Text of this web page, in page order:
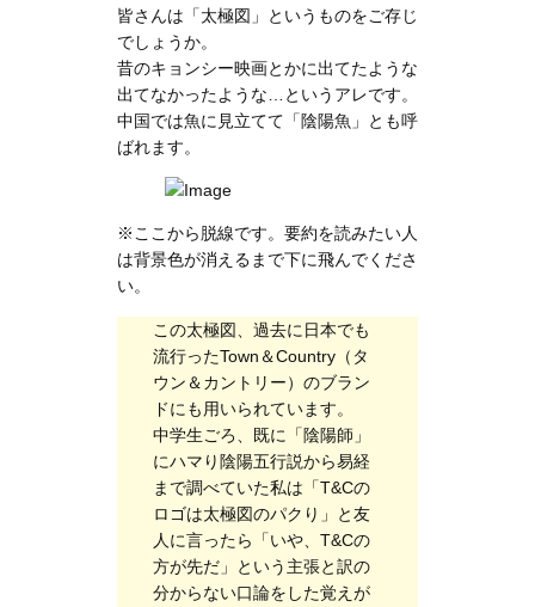
皆さんは「太極図」というものをご存じ
でしょうか。
昔のキョンシー映画とかに出てたような
出てなかったような…というアレです。
中国では魚に見立てて「陰陽魚」とも呼
ばれます。
※ここから脱線です。要約を読みたい人
は背景色が消えるまで下に飛んでくださ
い。
この太極図、過去に日本でも
流行ったTown＆Country（タ
ウン＆カントリー）のブラン
ドにも用いられています。
中学生ごろ、既に「陰陽師」
にハマり陰陽五行説から易経
まで調べていた私は「T&Cの
ロゴは太極図のパクり」と友
人に言ったら「いや、T&Cの
方が先だ」という主張と訳の
分からない口論をした覚えが